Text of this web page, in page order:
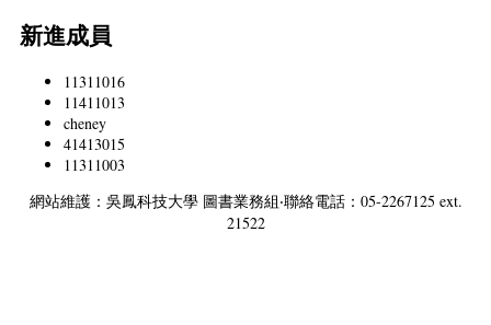
新進成員
11311016
11411013
cheney
41413015
11311003
網站維護：吳鳳科技大學 圖書業務組‧聯絡電話：05-2267125 ext.
21522